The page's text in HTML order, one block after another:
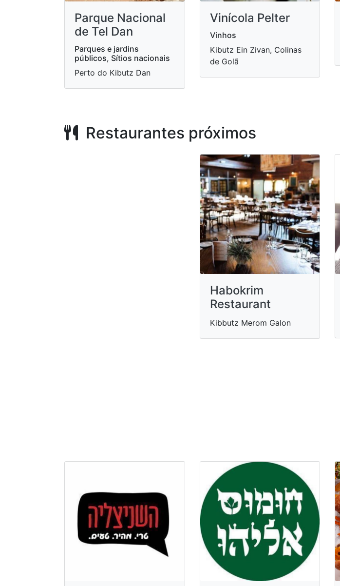
Parque Nacional
de Tel Dan
Parques e jardins
públicos, Sítios nacionais
Perto do Kibutz Dan
Vinícola Pelter
Vinhos
Kibutz Ein Zivan, Colinas
de Golã
Restaurantes próximos
Habokrim
Restaurant
Kibbutz Merom Galon